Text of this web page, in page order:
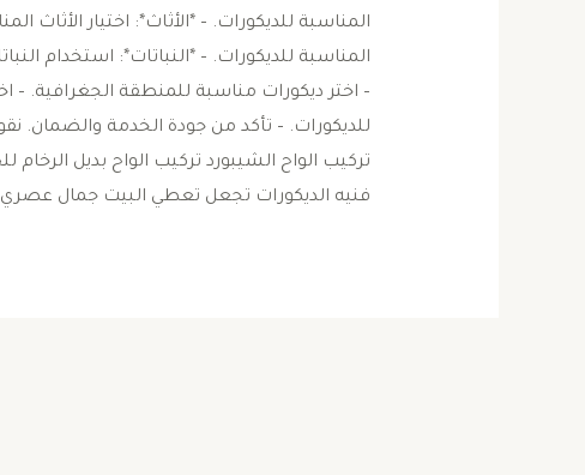
المناسبة للديكورات. – *الأثاث*: اختيار الأثاث
المناسبة للديكورات. – *النباتات*: استخدام
– اختر ديكورات مناسبة للمنطقة الجغرافية. –
للديكورات. – تأكد من جودة الخدمة والضمان.
تركيب الواح الشيبورد تركيب الواح بديل
فنيه الديكورات تجعل تعطي البيت جمال